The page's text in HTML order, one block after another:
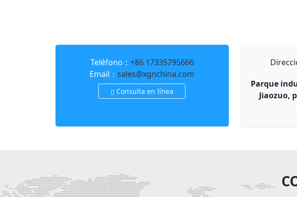
Teléfono： +86 17335795666
Email：sales@xgnchina.com
Consulta en línea
Parque
Jiaozuo,